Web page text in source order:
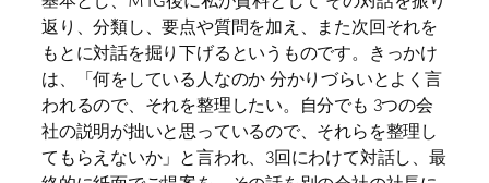
返り、分類し、要点や質問を加え、また次回それを
もとに対話を掘り下げるというものです。きっかけ
は、「何をしている人なのか 分かりづらいとよく言
われるので、それを整理したい。自分でも 3つの会
社の説明が拙いと思っているので、それらを整理し
てもらえないか」と言われ、3回にわけて対話し、最